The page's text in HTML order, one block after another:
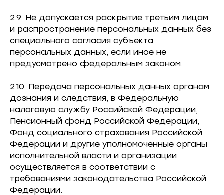
2.9. Не допускается раскрытие третьим лицам
и распространение персональных данных без
специального согласия субъекта
персональных данных, если иное не
предусмотрено федеральным законом.
2.10. Передача персональных данных органам
дознания и следствия, в Федеральную
налоговую службу Российской Федерации,
Пенсионный фонд Российской Федерации,
Фонд социального страхования Российской
Федерации и другие уполномоченные органы
исполнительной власти и организации
осуществляется в соответствии с
требованиями законодательства Российской
Федерации.